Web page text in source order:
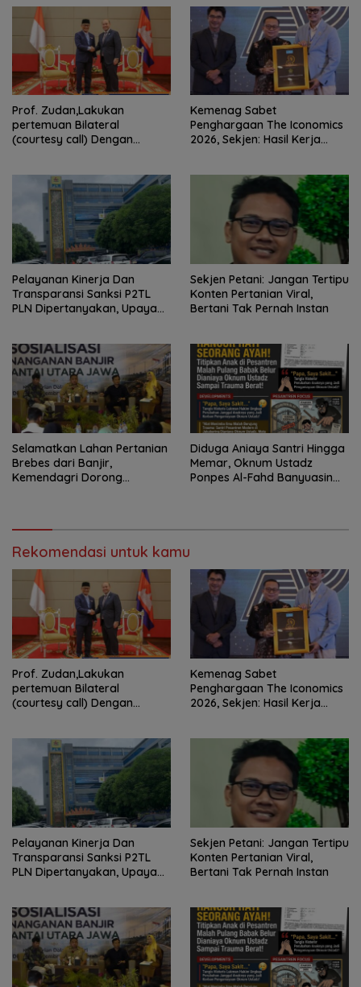
Prof. Zudan,Lakukan
pertemuan Bilateral
(courtesy call) Dengan
Siapkan Indonesia Jadi Pusat
Kolaborasi ASN ASEAN
Kemenag Sabet
Penghargaan The Iconomics
2026, Sekjen: Hasil Kerja
Pelayanan Kinerja Dan
Transparansi Sanksi P2TL
PLN Dipertanyakan, Upaya
Sekjen Petani: Jangan Tertipu
Konten Pertanian Viral,
Bertani Tak Pernah Instan
Selamatkan Lahan Pertanian
Brebes dari Banjir,
Kemendagri Dorong
Diduga Aniaya Santri Hingga
Memar, Oknum Ustadz
Ponpes Al-Fahd Banyuasin
Rekomendasi untuk kamu
Prof. Zudan,Lakukan
pertemuan Bilateral
(courtesy call) Dengan
Siapkan Indonesia Jadi Pusat
Kolaborasi ASN ASEAN
Kemenag Sabet
Penghargaan The Iconomics
2026, Sekjen: Hasil Kerja
Pelayanan Kinerja Dan
Transparansi Sanksi P2TL
PLN Dipertanyakan, Upaya
Sekjen Petani: Jangan Tertipu
Konten Pertanian Viral,
Bertani Tak Pernah Instan